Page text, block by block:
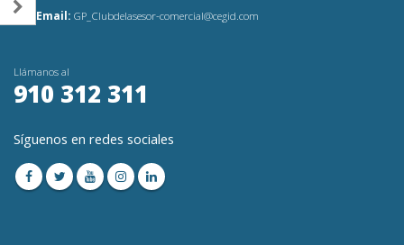
Email: GP_Clubdelasesor-comercial@cegid.com
Llámanos al
910 312 311
Síguenos en redes sociales